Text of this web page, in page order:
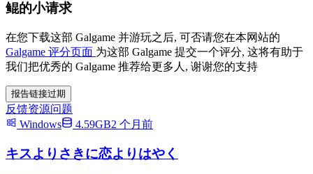
鲲的小请求
在您下载这部 Galgame 并游玩之后, 可否请您在本网站的
Galgame 评分页面 为这部 Galgame 提交一个评分, 这将有助于
我们把优秀的 Galgame 推荐给更多人, 谢谢您的支持
报告链接过期
反馈资源问题
Windows
4.59GB2 个月前
キスよりさきに恋よりはやく